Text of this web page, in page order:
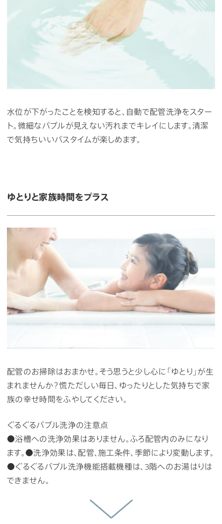
水位が下がったことを検知すると、自動で配管洗浄をスター
ト。微細なバブルが見えない汚れまでキレイにします。清潔
で気持ちいいバスタイムが楽しめます。
ゆとりと家族時間をプラス
配管のお掃除はおまかせ。そう思うと少し心に「ゆとり」が生
まれませんか？慌ただしい毎日、ゆったりとした気持ちで家
族の幸せ時間をふやしてください。
ぐるぐるバブル洗浄の注意点
●浴槽への洗浄効果はありません。ふろ配管内のみになり
ます。●洗浄効果は、配管、施工条件、季節により変動します。
●ぐるぐるバブル洗浄機能搭載機種は、3階へのお湯はりは
できません。